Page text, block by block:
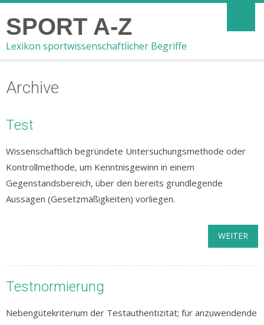
SPORT A-Z
Lexikon sportwissenschaftlicher Begriffe
Archive
Test
Wissenschaftlich begründete Untersuchungsmethode oder
Kontrollmethode, um Kenntnisgewinn in einem
Gegenstandsbereich, über den bereits grundlegende
Aussagen (Gesetzmäßigkeiten) vorliegen.
WEITER
Testnormierung
Nebengütekriterium der Testauthentizität; für anzuwendende